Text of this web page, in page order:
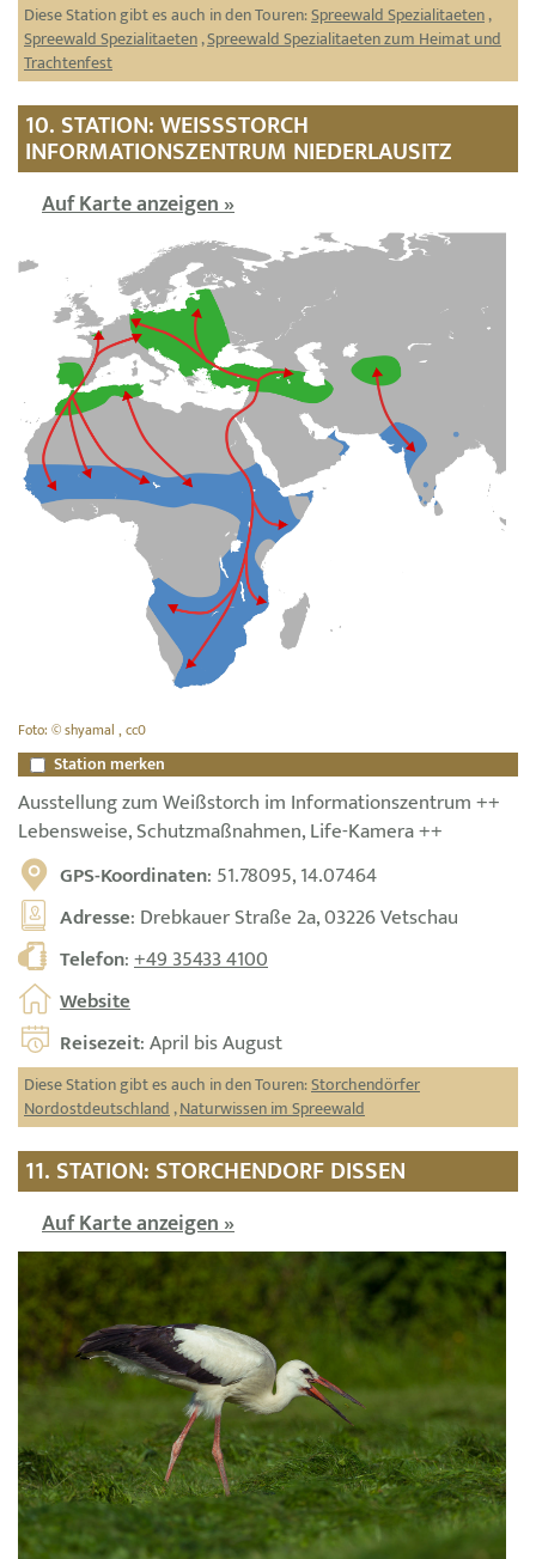
Diese Station gibt es auch in den Touren:Spreewald Spezialitaeten,
Spreewald Spezialitaeten,Spreewald Spezialitaeten zum Heimat und
Trachtenfest
10. STATION: WEISSSTORCH I
NFORMATIONSZENTRUM NIEDERLAUSITZ
Auf Karte anzeigen »
Foto: © shyamal , cc0
Station merken
Ausstellung zum Weißstorch im Informationszentrum ++
Lebensweise, Schutzmaßnahmen, Life-Kamera ++
GPS-Koordinaten: 51.78095, 14.07464
Adresse: Drebkauer Straße 2a, 03226 Vetschau
Telefon:+49 35433 4100
Website
Reisezeit: April bis August
Diese Station gibt es auch in den Touren:Storchendörfer
Nordostdeutschland,Naturwissen im Spreewald
11. STATION: STORCHENDORF DISSEN
Auf Karte anzeigen »